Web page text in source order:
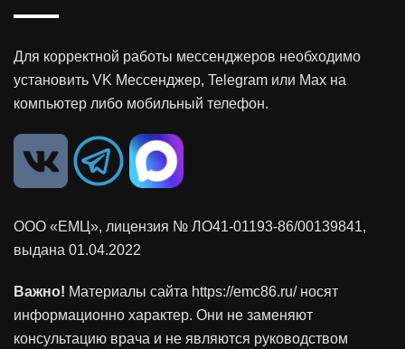
Для корректной работы мессенджеров необходимо
установить VK Мессенджер, Telegram или Max на
компьютер либо мобильный телефон.
ООО «ЕМЦ», лицензия № ЛО41-01193-86/00139841,
выдана 01.04.2022
Важно! Материалы сайта https://emc86.ru/ носят
информационно характер. Они не заменяют
консультацию врача и не являются руководством